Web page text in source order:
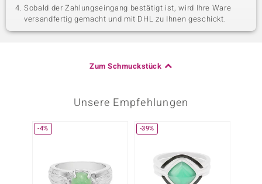
Sobald der Zahlungseingang bestätigt ist, wird Ihre Ware
versandfertig gemacht und mit DHL zu Ihnen geschickt.
Zum Schmuckstück
Unsere Empfehlungen
-4% -39%